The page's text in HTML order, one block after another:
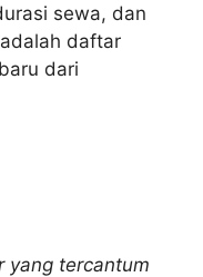
sewa, dan
daftar
dari
yang tercantum